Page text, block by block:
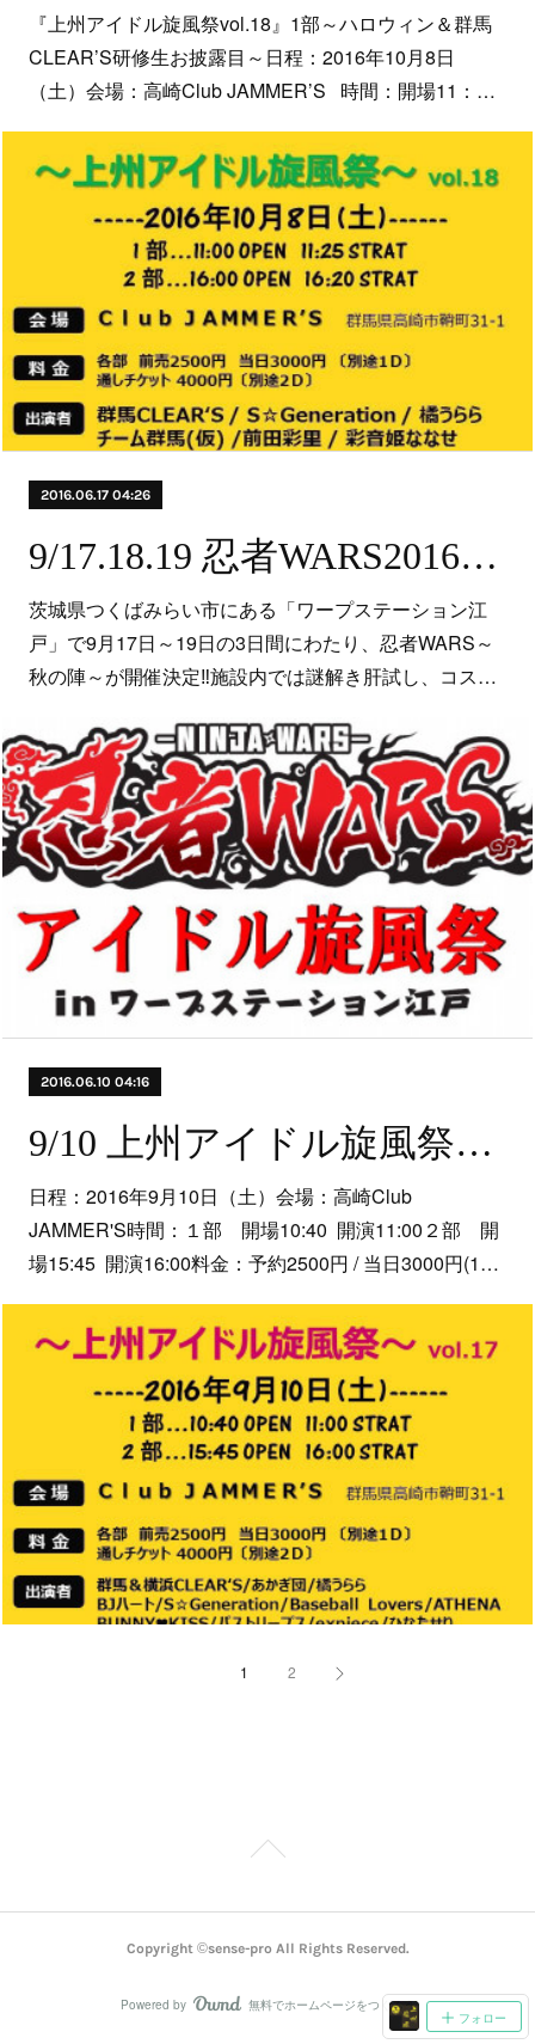
『上州アイドル旋風祭vol.18』1部～ハロウィン＆群馬
CLEAR’S研修生お披露目～日程：2016年10月8日
（土）会場：高崎Club JAMMER’S 時間：開場11：…
2016.06.17 04:26
9/17.18.19 忍者WARS2016～秋の陣～×アイドル旋風祭inワープステーション江戸
茨城県つくばみらい市にある「ワープステーション江
戸」で9月17日～19日の3日間にわたり、忍者WARS～
秋の陣～が開催決定‼施設内では謎解き肝試し、コス…
2016.06.10 04:16
9/10 上州アイドル旋風祭vol.17
日程：2016年9月10日（土）会場：高崎Club
JAMMER'S時間：１部 開場10:40 開演11:00２部 開
場15:45 開演16:00料金：予約2500円 / 当日3000円(1…
1 2
フォロー
Copyright ©sense-pro All Rights Reserved.
Powered by AmebaOwnd
無料でホームページをつくろう